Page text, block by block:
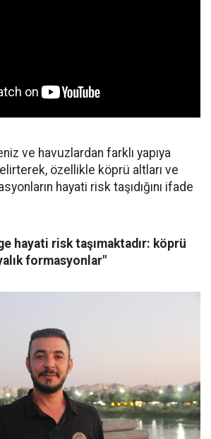
ve havuzlardan farklı yapıya
özellikle köprü altları ve
hayati risk taşıdığını ifade
hayati risk taşımaktadır: köprü
formasyonlar"